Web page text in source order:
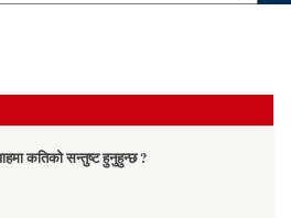
कतिको सन्तुष्ट हुनुहुन्छ ?